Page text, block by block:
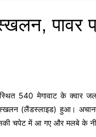
540 मेगावाट के क्वार
(लैंडस्लाइड) हुआ।
चपेट में आ गए और मलबे के